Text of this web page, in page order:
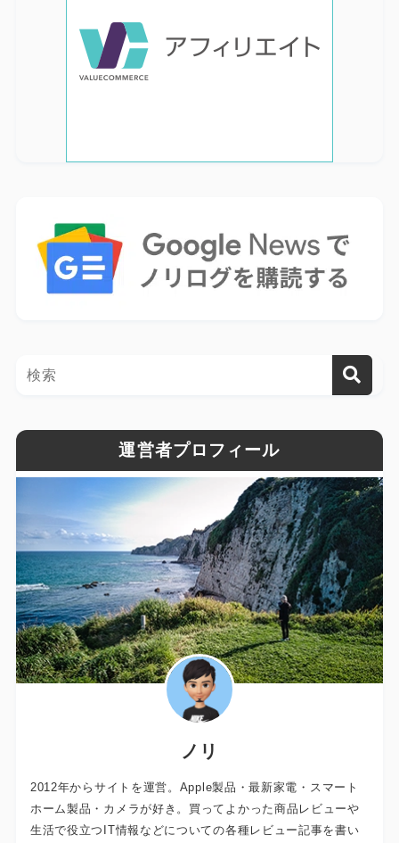
運営者プロフィール
ノリ
2012年からサイトを運営。Apple製品・最新家電・スマート
ホーム製品・カメラが好き。買ってよかった商品レビューや
生活で役立つIT情報などについての各種レビュー記事を書い